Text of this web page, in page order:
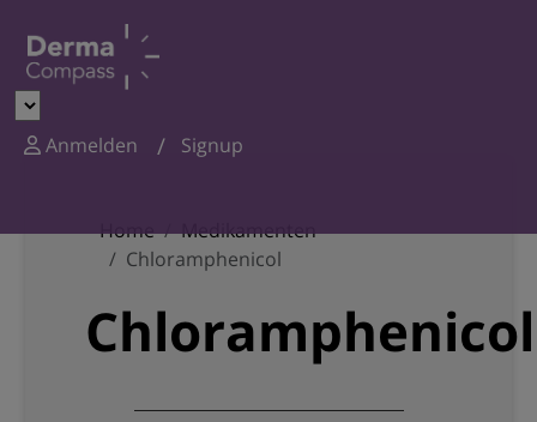
Anmelden Signup
Home
Medikamenten
Chloramphenicol
Chloramphenicol